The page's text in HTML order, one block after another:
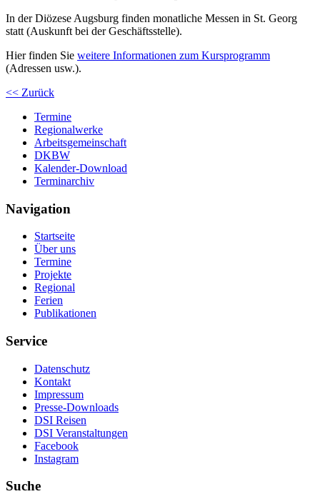
In der Diözese Augsburg finden monatliche Messen in St. Georg
statt (Auskunft bei der Geschäftsstelle).
Hier finden Sie weitere Informationen zum Kursprogramm
(Adressen usw.).
<< Zurück
Termine
Regionalwerke
Arbeitsgemeinschaft
DKBW
Kalender-Download
Terminarchiv
Navigation
Startseite
Über uns
Termine
Projekte
Regional
Ferien
Publikationen
Service
Datenschutz
Kontakt
Impressum
Presse-Downloads
DSI Reisen
DSI Veranstaltungen
Facebook
Instagram
Suche